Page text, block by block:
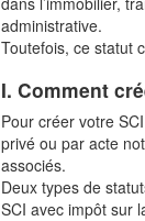
administrative.
Toutefois, ce statut
I. Comment
Pour créer votre
privé ou par acte
associés.
Deux types de
SCI avec impôt sur